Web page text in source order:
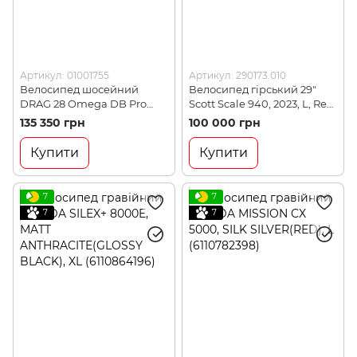
Артикул: 01001755
Велосипед шосейний
DRAG 28 Omega DB Pro
105-21 R7000 M-520 21
Blue/White (01001755)
135 350 грн
Купити
Артикул: 290173.010
Велосипед гірський 29"
Scott Scale 940, 2023, L, Red
(290173.010)
100 000 грн
Купити
7
7
7
7